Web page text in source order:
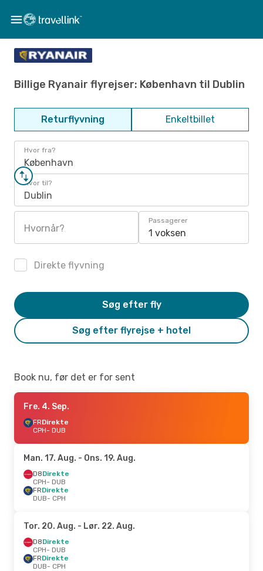
Billige Ryanair flyrejser: København til Dublin
Returflyvning Enkeltbillet
Hvor fra?
København
Hvor til?
Dublin
Hvornår?
Passagerer
1 voksen
Direkte flyvning
Søg efter flyrejse + hotel
Søg efter fly
Book nu, før det er for sent
Fre. 4. Sep.
FRDirekte
CPH- DUB
Man. 17. Aug. - Ons. 19. Aug.
D8Direkte
CPH- DUB
FRDirekte
DUB- CPH
Tor. 20. Aug. - Lør. 22. Aug.
D8Direkte
CPH- DUB
FRDirekte
DUB- CPH